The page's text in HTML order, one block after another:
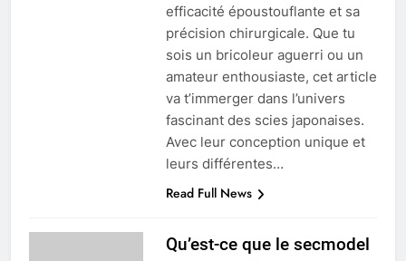
efficacité époustouflante et sa
précision chirurgicale. Que tu
sois un bricoleur aguerri ou un
amateur enthousiaste, cet article
va t’immerger dans l’univers
fascinant des scies japonaises.
Avec leur conception unique et
leurs différentes…
Read Full News
Qu’est-ce que le secmodel